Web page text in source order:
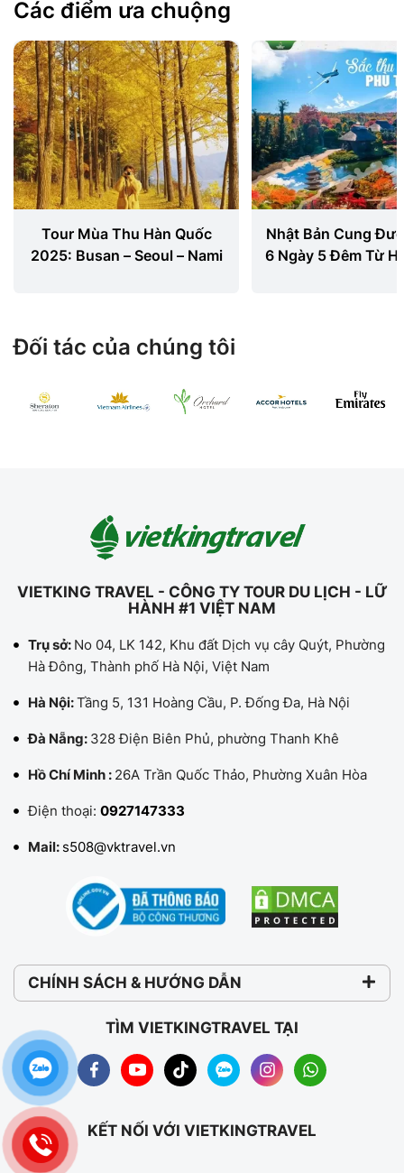
Các điểm ưa chuộng
Tour Mùa Thu Hàn Quốc
2025: Busan – Seoul – Nami
Nhật Bản Cung
6 Ngày 5 Đêm Từ
Đối tác của chúng tôi
VIETKING TRAVEL - CÔNG TY TOUR DU LỊCH - LỮ
HÀNH #1 VIỆT NAM
Trụ sở: No 04, LK 142, Khu đất Dịch vụ cây Quýt, Phường
Hà Đông, Thành phố Hà Nội, Việt Nam
Hà Nội:Tầng 5, 131 Hoàng Cầu, P. Đống Đa, Hà Nội
Đà Nẵng: 328 Điện Biên Phủ, phường Thanh Khê
Hồ Chí Minh : 26A Trần Quốc Thảo, Phường Xuân Hòa
Điện thoại: 0927147333
Mail: s508@vktravel.vn
CHÍNH SÁCH & HƯỚNG DẪN
TÌM VIETKINGTRAVEL TẠI
KẾT NỐI VỚI VIETKINGTRAVEL